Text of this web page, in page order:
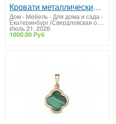
Кровати металлические по низким ценам от производителя
Дом - Мебель - Для дома и сада-
Екатеринбург (Свердловская область)
Июль 21, 2026
1000.00 Руб